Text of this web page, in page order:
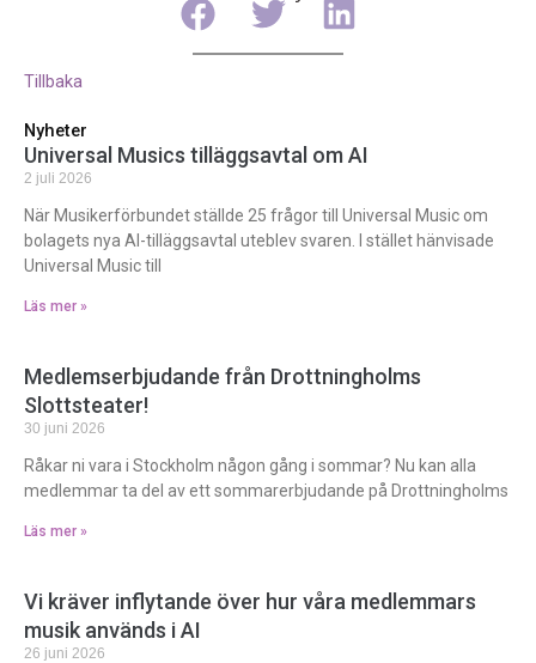
Tillbaka
Nyheter
Universal Musics tilläggsavtal om AI
2 juli 2026
När Musikerförbundet ställde 25 frågor till Universal Music om
bolagets nya AI-tilläggsavtal uteblev svaren. I stället hänvisade
Universal Music till
Läs mer »
Medlemserbjudande från Drottningholms
Slottsteater!
30 juni 2026
Råkar ni vara i Stockholm någon gång i sommar? Nu kan alla
medlemmar ta del av ett sommarerbjudande på Drottningholms
Läs mer »
Vi kräver inflytande över hur våra medlemmars
musik används i AI
26 juni 2026